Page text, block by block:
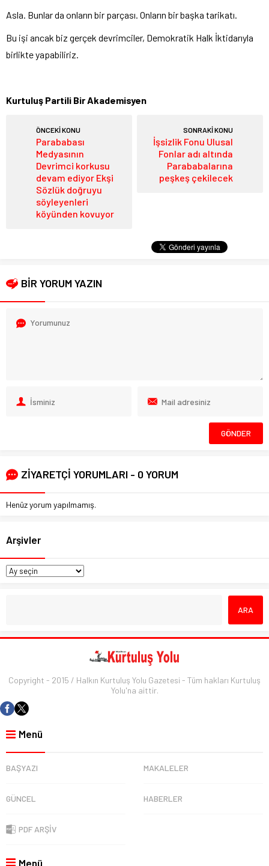
Asla. Bunlar da onların bir parçası. Onların bir başka tarikatı.
Bu işi ancak biz gerçek devrimciler, Demokratik Halk İktidarıyla
birlikte yapabiliriz.
Kurtuluş Partili Bir Akademisyen
ÖNCEKİ KONU
Parababası
Medyasının
Devrimci korkusu
devam ediyor Ekşi
Sözlük doğruyu
söyleyenleri
köyünden kovuyor
SONRAKİ KONU
İşsizlik Fonu Ulusal
Fonlar adı altında
Parababalarına
peşkeş çekilecek
BİR YORUM YAZIN
ZİYARETÇİ YORUMLARI - 0 YORUM
Henüz yorum yapılmamış.
Arşivler
Copyright - 2015 / Halkın Kurtuluş Yolu Gazetesi - Tüm hakları Kurtuluş
Yolu'na aittir.
Menü
BAŞYAZI MAKALELER
GÜNCEL HABERLER
PDF ARŞİV
Menü